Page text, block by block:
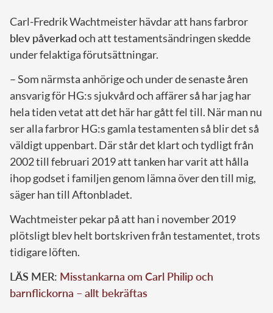
Carl-Fredrik Wachtmeister hävdar att hans farbror
blev påverkadoch att testamentsändringen skedde
under felaktiga förutsättningar.
– Som närmsta anhörige och under de senaste åren
ansvarig för HG:s sjukvård och affärer så har jag har
hela tiden vetat att det här har gått fel till. När man nu
ser alla farbror HG:s gamla testamenten så blir det så
väldigt uppenbart. Där står det klart och tydligt från
2002 till februari 2019 att tanken har varit att hålla
ihop godset i familjen genom lämna över den till mig,
säger han till Aftonbladet.
Wachtmeister pekar på att han i november 2019
plötsligt blev helt bortskriven från testamentet, trots
tidigare löften.
LÄS MER: Misstankarna om Carl Philip och
barnflickorna – allt bekräftas